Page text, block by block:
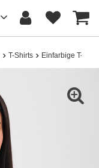
T-Shirts Einfarbige T-